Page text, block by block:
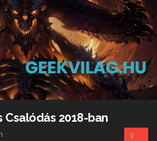
Csalódás 2018-ban
0